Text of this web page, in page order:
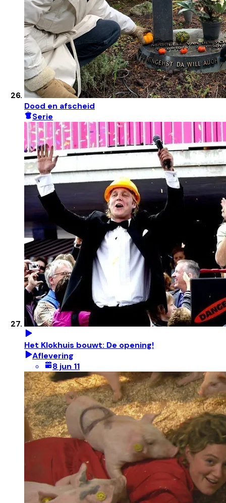
Dood en afscheid
Serie
Het Klokhuis bouwt: De opening!
Aflevering
8 jun 11